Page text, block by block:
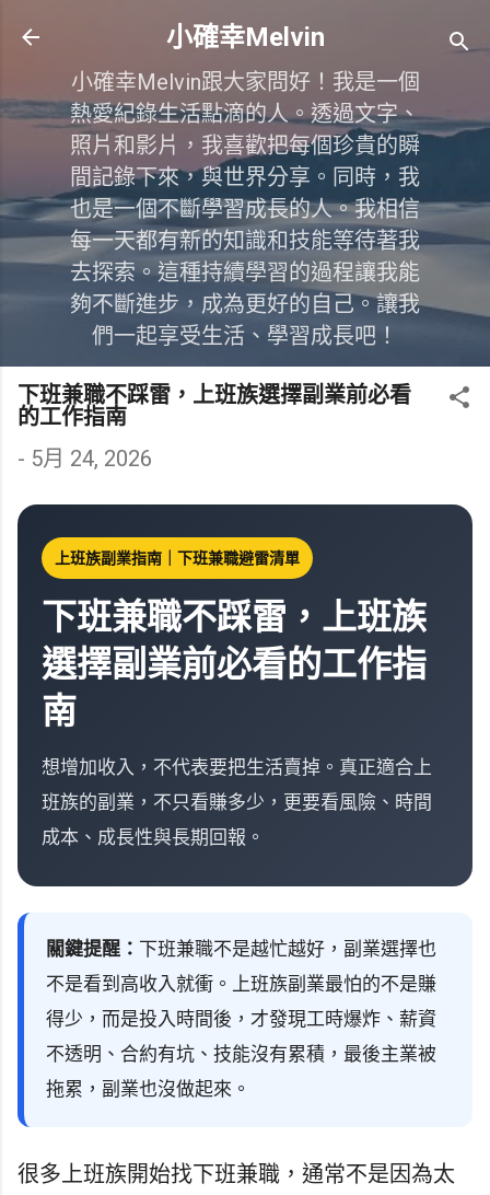
跳到主要內容
小確幸Melvin
小確幸Melvin跟大家問好！我是一個
熱愛紀錄生活點滴的人。透過文字、
照片和影片，我喜歡把每個珍貴的瞬
間記錄下來，與世界分享。同時，我
也是一個不斷學習成長的人。我相信
每一天都有新的知識和技能等待著我
去探索。這種持續學習的過程讓我能
夠不斷進步，成為更好的自己。讓我
們一起享受生活、學習成長吧！
下班兼職不踩雷，上班族選擇副業前必看
的工作指南
- 5月 24, 2026
上班族副業指南｜下班兼職避雷清單
下班兼職不踩雷，上班族
選擇副業前必看的工作指
南
想增加收入，不代表要把生活賣掉。真正適合上
班族的副業，不只看賺多少，更要看風險、時間
成本、成長性與長期回報。
關鍵提醒： 下班兼職不是越忙越好，副業選擇也
不是看到高收入就衝。上班族副業最怕的不是賺
得少，而是投入時間後，才發現工時爆炸、薪資
不透明、合約有坑、技能沒有累積，最後主業被
拖累，副業也沒做起來。
很多上班族開始找下班兼職，通常不是因為太